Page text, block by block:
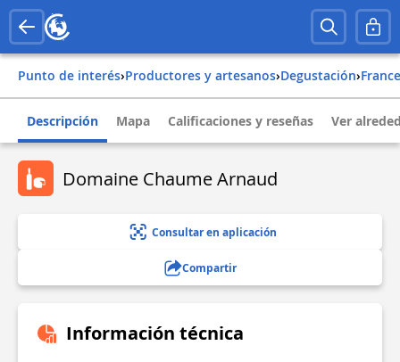
Punto de interés› Productores y artesanos› Degustación› france
Descripción Mapa Calificaciones y reseñas Ver
Domaine Chaume Arnaud
Consultar en aplicación
Compartir
Información técnica